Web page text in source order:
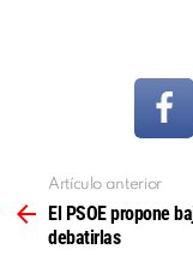
más
Artículo anterior
El PSOE propone
debatirlas